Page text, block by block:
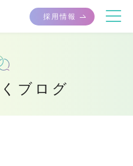
採用情報
ブログ